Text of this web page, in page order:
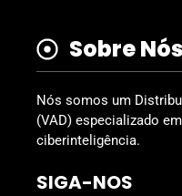
Sobre Nós
Nós somos um
(VAD) especializado
ciberinteligência.
SIGA-NOS